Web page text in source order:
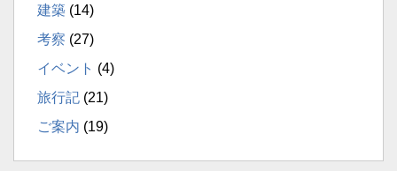
建築 (14)
考察 (27)
イベント (4)
旅行記 (21)
ご案内 (19)